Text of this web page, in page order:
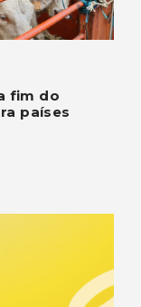
fim do
países